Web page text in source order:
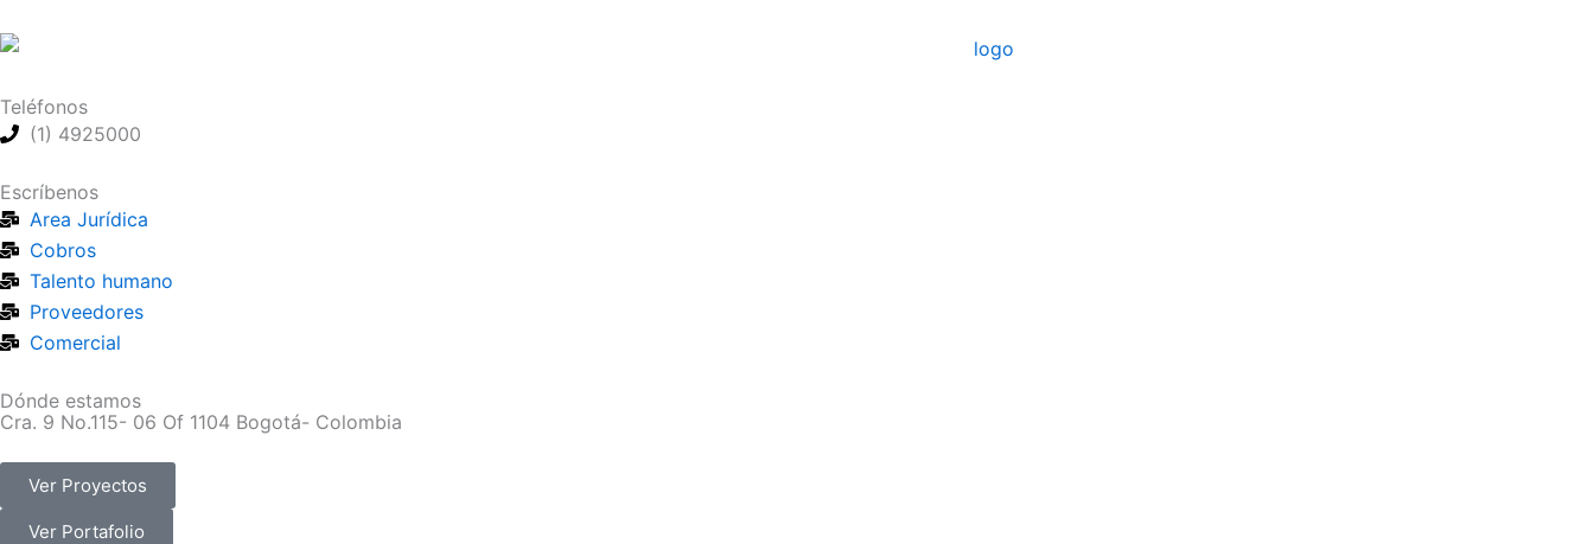
al
Teléfonos
(1) 4925000
Escríbenos
Area Jurídica
Cobros
Talento humano
Proveedores
Comercial
Dónde estamos
Cra. 9 No.115- 06 Of 1104 Bogotá- Colombia
Ver Proyectos
Ver Portafolio